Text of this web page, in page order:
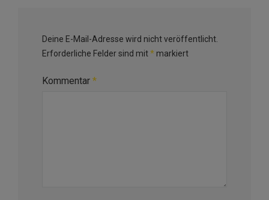
Deine E-Mail-Adresse wird nicht veröffentlicht.
Erforderliche Felder sind mit* markiert
Kommentar *